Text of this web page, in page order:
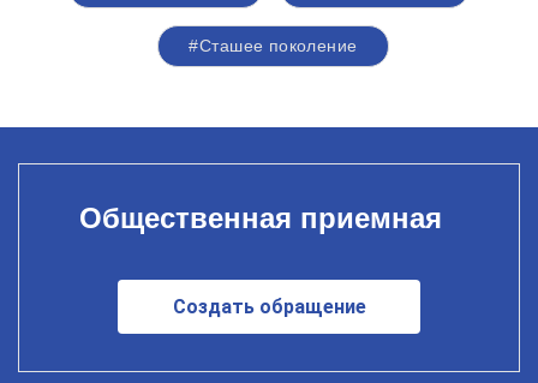
#Сташее поколение
Общественная приемная
Создать обращение